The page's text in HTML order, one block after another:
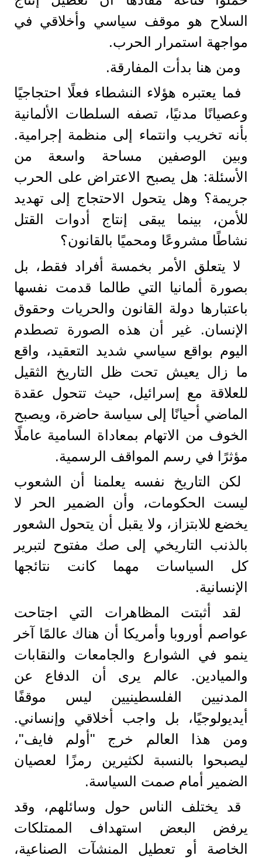
السلاح هو موقف سياسي وأخلاقي في
مواجهة استمرار الحرب.
ومن هنا بدأت المفارقة.
فما يعتبره هؤلاء النشطاء فعلًا احتجاجيًا
وعصيانًا مدنيًا، تصفه السلطات الألمانية
بأنه تخريب وانتماء إلى منظمة إجرامية.
وبين الوصفين مساحة واسعة من
الأسئلة: هل يصبح الاعتراض على الحرب
جريمة؟ وهل يتحول الاحتجاج إلى تهديد
للأمن، بينما يبقى إنتاج أدوات القتل
نشاطًا مشروعًا ومحميًا بالقانون؟
لا يتعلق الأمر بخمسة أفراد فقط، بل
بصورة ألمانيا التي طالما قدمت نفسها
باعتبارها دولة القانون والحريات وحقوق
الإنسان. غير أن هذه الصورة تصطدم
اليوم بواقع سياسي شديد التعقيد، واقع
ما زال يعيش تحت ظل التاريخ الثقيل
للعلاقة مع إسرائيل، حيث تتحول عقدة
الماضي أحيانًا إلى سياسة حاضرة، ويصبح
الخوف من الاتهام بمعاداة السامية عاملًا
مؤثرًا في رسم المواقف الرسمية.
لكن التاريخ نفسه يعلمنا أن الشعوب
ليست الحكومات، وأن الضمير الحر لا
يخضع للابتزاز، ولا يقبل أن يتحول الشعور
بالذنب التاريخي إلى صك مفتوح لتبرير
كل السياسات مهما كانت نتائجها
الإنسانية.
لقد أثبتت المظاهرات التي اجتاحت
عواصم أوروبا وأمريكا أن هناك عالمًا آخر
ينمو في الشوارع والجامعات والنقابات
والميادين. عالم يرى أن الدفاع عن
المدنيين الفلسطينيين ليس موقفًا
أيديولوجيًا، بل واجب أخلاقي وإنساني.
ومن هذا العالم خرج "أولم فايف"،
ليصبحوا بالنسبة لكثيرين رمزًا لعصيان
الضمير أمام صمت السياسة.
قد يختلف الناس حول وسائلهم، وقد
يرفض البعض استهداف الممتلكات
الخاصة أو تعطيل المنشآت الصناعية،